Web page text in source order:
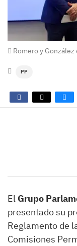
Romero y
PP
El Grupo
presentado su
Reglamento de
Comisiones